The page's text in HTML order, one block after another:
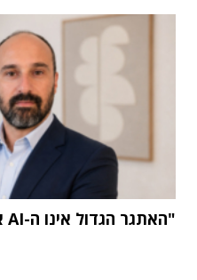
"האתגר הגדול אינו ה-AI אלא הטמעתה בארגון"